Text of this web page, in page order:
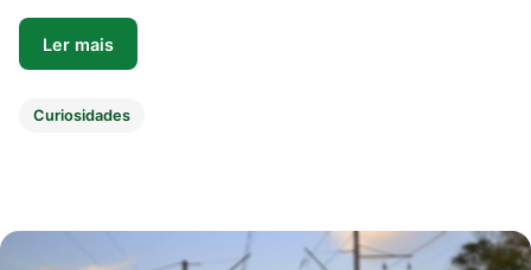
Ler mais
Curiosidades